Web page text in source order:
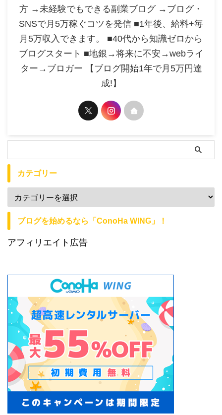
方 →未経験でもできる副業ブログ →ブログ・
SNSで月5万稼ぐコツを発信 ■1年後、給料+毎
月5万収入できます。 ■40代から知識ゼロから
ブログスタート ■地銀→将来に不安→webライ
ター→ブロガー 【ブログ開始1年で月5万円達
成!】
カテゴリー
ブログを始めるなら「ConoHa WING」！
アフィリエイト広告